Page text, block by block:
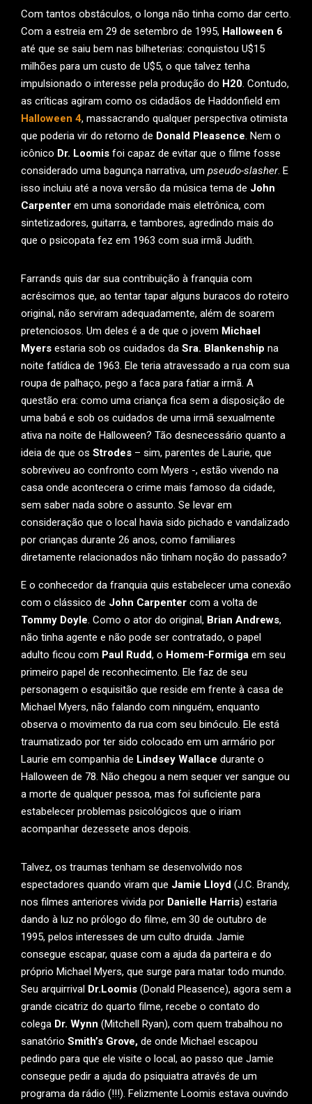
Com tantos obstáculos, o longa não tinha como dar certo.
Com a estreia em 29 de setembro de 1995, Halloween 6
até que se saiu bem nas bilheterias: conquistou U$15
milhões para um custo de U$5, o que talvez tenha
impulsionado o interesse pela produção do H20. Contudo,
as críticas agiram como os cidadãos de Haddonfield em
Halloween 4, massacrando qualquer perspectiva otimista
que poderia vir do retorno de Donald Pleasence. Nem o
icônico Dr. Loomis foi capaz de evitar que o filme fosse
considerado uma bagunça narrativa, um pseudo-slasher. E
isso incluiu até a nova versão da música tema de John
Carpenter em uma sonoridade mais eletrônica, com
sintetizadores, guitarra, e tambores, agredindo mais do
que o psicopata fez em 1963 com sua irmã Judith.
Farrands quis dar sua contribuição à franquia com
acréscimos que, ao tentar tapar alguns buracos do roteiro
original, não serviram adequadamente, além de soarem
pretenciosos. Um deles é a de que o jovem Michael
Myers estaria sob os cuidados da Sra. Blankenship na
noite fatídica de 1963. Ele teria atravessado a rua com sua
roupa de palhaço, pego a faca para fatiar a irmã. A
questão era: como uma criança fica sem a disposição de
uma babá e sob os cuidados de uma irmã sexualmente
ativa na noite de Halloween? Tão desnecessário quanto a
ideia de que os Strodes – sim, parentes de Laurie, que
sobreviveu ao confronto com Myers -, estão vivendo na
casa onde acontecera o crime mais famoso da cidade,
sem saber nada sobre o assunto. Se levar em
consideração que o local havia sido pichado e vandalizado
por crianças durante 26 anos, como familiares
diretamente relacionados não tinham noção do passado?
E o conhecedor da franquia quis estabelecer uma conexão
com o clássico de John Carpenter com a volta de
Tommy Doyle. Como o ator do original, Brian Andrews,
não tinha agente e não pode ser contratado, o papel
adulto ficou com Paul Rudd, o Homem-Formiga em seu
primeiro papel de reconhecimento. Ele faz de seu
personagem o esquisitão que reside em frente à casa de
Michael Myers, não falando com ninguém, enquanto
observa o movimento da rua com seu binóculo. Ele está
traumatizado por ter sido colocado em um armário por
Laurie em companhia de Lindsey Wallace durante o
Halloween de 78. Não chegou a nem sequer ver sangue ou
a morte de qualquer pessoa, mas foi suficiente para
estabelecer problemas psicológicos que o iriam
acompanhar dezessete anos depois.
Talvez, os traumas tenham se desenvolvido nos
espectadores quando viram que Jamie Lloyd (J.C. Brandy,
nos filmes anteriores vivida por Danielle Harris) estaria
dando à luz no prólogo do filme, em 30 de outubro de
1995, pelos interesses de um culto druida. Jamie
consegue escapar, quase com a ajuda da parteira e do
próprio Michael Myers, que surge para matar todo mundo.
Seu arquirrival Dr.Loomis (Donald Pleasence), agora sem a
grande cicatriz do quarto filme, recebe o contato do
colega Dr. Wynn (Mitchell Ryan), com quem trabalhou no
sanatório Smith’s Grove, de onde Michael escapou
pedindo para que ele visite o local, ao passo que Jamie
consegue pedir a ajuda do psiquiatra através de um
programa da rádio (!!!). Felizmente Loomis estava ouvindo